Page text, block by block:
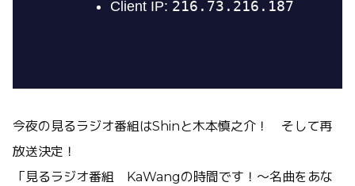
今夜の見るラジオ番組はShinと木本慎之介！ そして再
放送決定！
「見るラジオ番組 KaWangの時間です！～名曲をあな